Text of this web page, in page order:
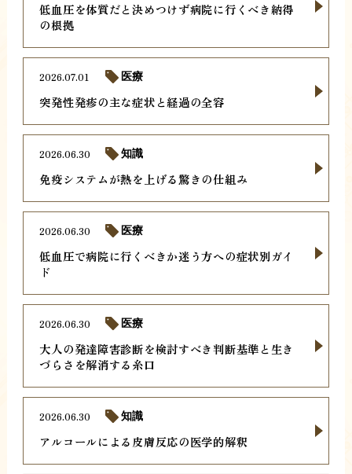
低血圧を体質だと決めつけず病院に行くべき納得
の根拠
突発性発疹の主な症状と経過の全容
2026.07.01 医療
免疫システムが熱を上げる驚きの仕組み
2026.06.30 知識
低血圧で病院に行くべきか迷う方への症状別ガイ
ド
2026.06.30 医療
大人の発達障害診断を検討すべき判断基準と生き
づらさを解消する糸口
2026.06.30 医療
アルコールによる皮膚反応の医学的解釈
2026.06.30 知識